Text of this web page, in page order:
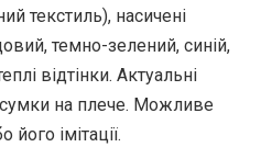
текстиль), насичені
темно-зелений, синій,
відтінки. Актуальні
на плече. Можливе
його імітації.